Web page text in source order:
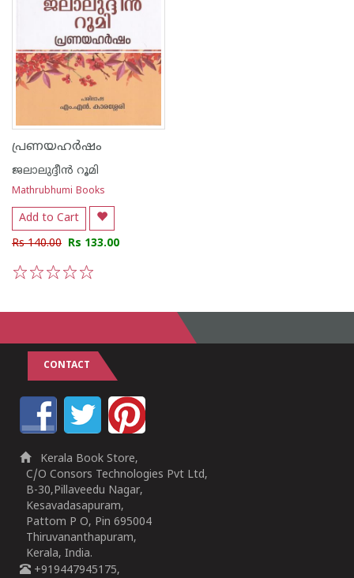
പ്രണയഹര്‍ഷം
ജലാലുദ്ദീന്‍ റൂമി
Mathrubhumi Books
Add to Cart
Rs 140.00 Rs 133.00
CONTACT
Kerala Book Store,
C/O Consors Technologies Pvt Ltd,
B-30,Pillaveedu Nagar,
Kesavadasapuram,
Pattom P O, Pin 695004
Thiruvananthapuram,
Kerala, India.
+919447945175,